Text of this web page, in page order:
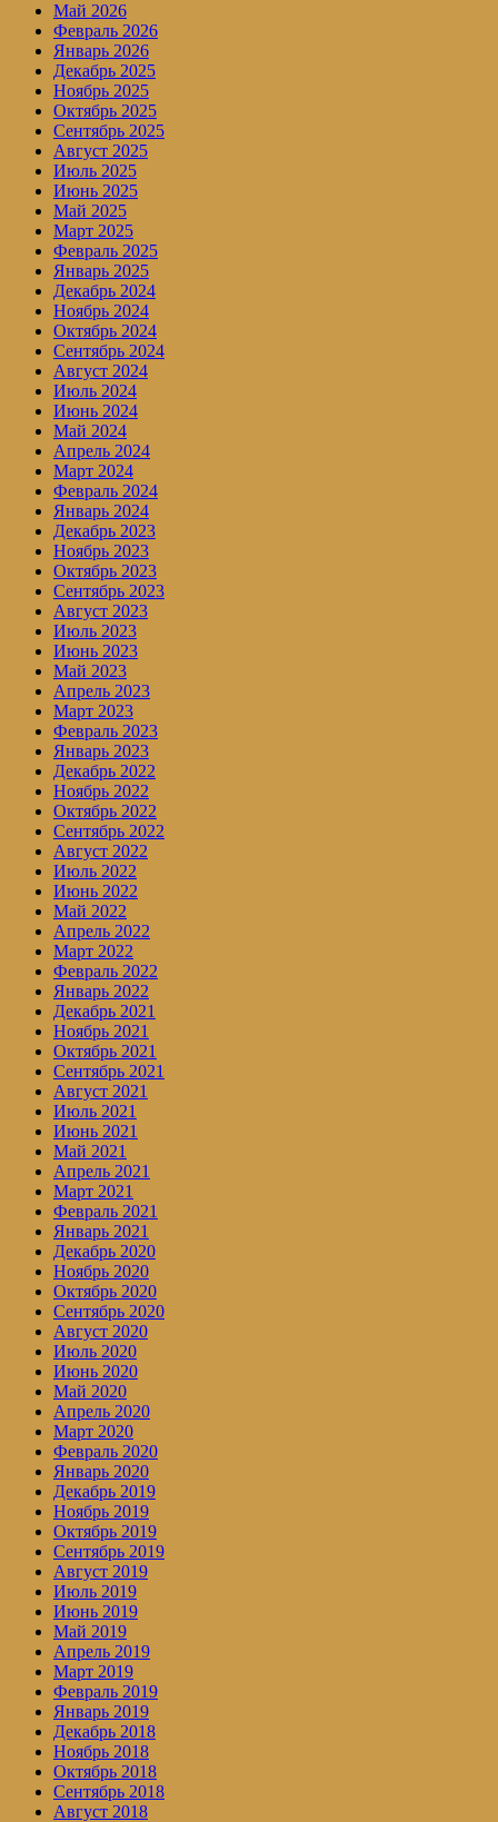
Май 2026
Февраль 2026
Январь 2026
Декабрь 2025
Ноябрь 2025
Октябрь 2025
Сентябрь 2025
Август 2025
Июль 2025
Июнь 2025
Май 2025
Март 2025
Февраль 2025
Январь 2025
Декабрь 2024
Ноябрь 2024
Октябрь 2024
Сентябрь 2024
Август 2024
Июль 2024
Июнь 2024
Май 2024
Апрель 2024
Март 2024
Февраль 2024
Январь 2024
Декабрь 2023
Ноябрь 2023
Октябрь 2023
Сентябрь 2023
Август 2023
Июль 2023
Июнь 2023
Май 2023
Апрель 2023
Март 2023
Февраль 2023
Январь 2023
Декабрь 2022
Ноябрь 2022
Октябрь 2022
Сентябрь 2022
Август 2022
Июль 2022
Июнь 2022
Май 2022
Апрель 2022
Март 2022
Февраль 2022
Январь 2022
Декабрь 2021
Ноябрь 2021
Октябрь 2021
Сентябрь 2021
Август 2021
Июль 2021
Июнь 2021
Май 2021
Апрель 2021
Март 2021
Февраль 2021
Январь 2021
Декабрь 2020
Ноябрь 2020
Октябрь 2020
Сентябрь 2020
Август 2020
Июль 2020
Июнь 2020
Май 2020
Апрель 2020
Март 2020
Февраль 2020
Январь 2020
Декабрь 2019
Ноябрь 2019
Октябрь 2019
Сентябрь 2019
Август 2019
Июль 2019
Июнь 2019
Май 2019
Апрель 2019
Март 2019
Февраль 2019
Январь 2019
Декабрь 2018
Ноябрь 2018
Октябрь 2018
Сентябрь 2018
Август 2018